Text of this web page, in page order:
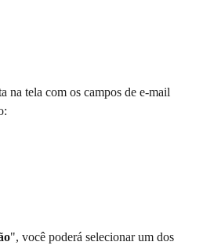
na tela com os campos de e-mail
", você poderá selecionar um dos